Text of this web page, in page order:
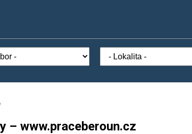
– www.praceberoun.cz